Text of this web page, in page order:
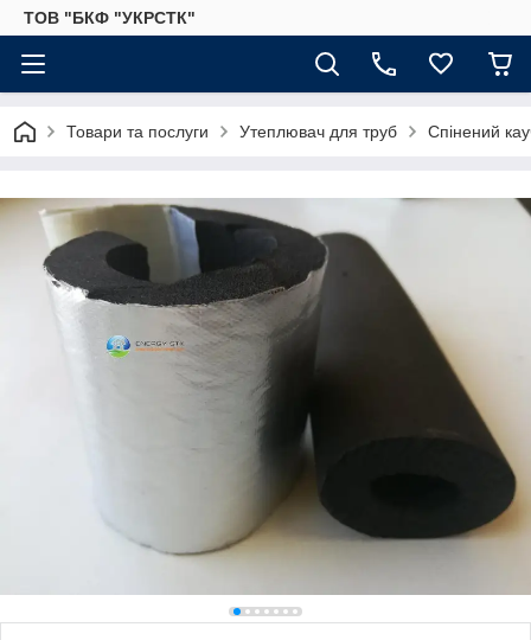
ТОВ "БКФ "УКРСТК"
Товари та послуги Утеплювач для труб Спінений